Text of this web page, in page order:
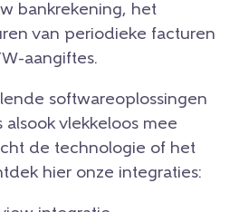
bankrekening, het
van periodieke facturen
aangiftes.
softwareoplossingen
vlekkeloos mee
de technologie of het
hier onze integraties: